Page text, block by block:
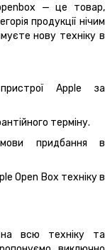
— це товар,
продукції нічим
нову техніку в
Apple за
терміну.
придбання в
Open Box техніку в
на всю техніку та